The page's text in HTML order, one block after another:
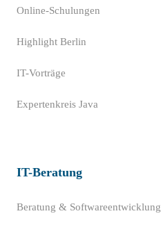
Online-Schulungen
Highlight Berlin
IT-Vorträge
Expertenkreis Java
IT-Beratung
Beratung & Softwareentwicklung